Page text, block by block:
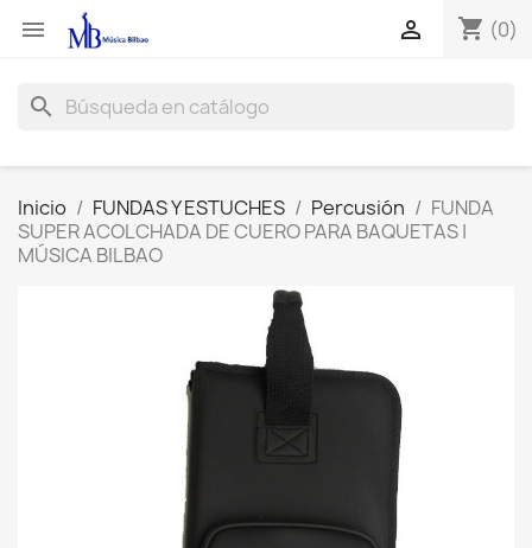
 shopping_cart (0)

search
Inicio FUNDAS Y ESTUCHES Percusión
FUNDA
SUPER ACOLCHADA DE CUERO PARA BAQUETAS |
MÚSICA BILBAO